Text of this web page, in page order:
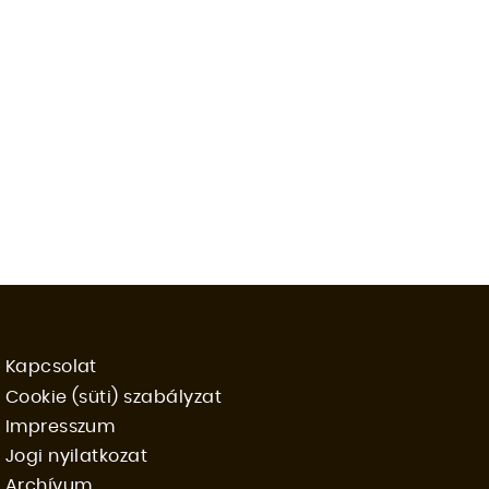
FOOTER
MENU
Kapcsolat
Cookie (süti) szabályzat
Impresszum
Jogi nyilatkozat